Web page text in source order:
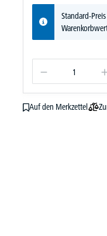
Standard-Preis
Auf den Merkzettel